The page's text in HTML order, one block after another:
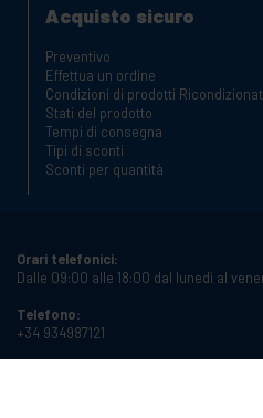
Acquisto sicuro
Preventivo
Effettua un ordine
Condizioni di prodotti
Stati del prodotto
Tempi di consegna
Tipi di sconti
Sconti per quantità
Orari telefonici:
Dalle 09:00 alle 18:00 dal lunedì al
Telefono:
+34 934987121